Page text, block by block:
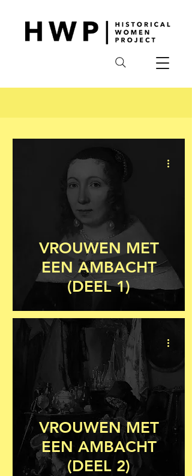
VROUWEN MET
EEN AMBACHT
(DEEL 1)
VROUWEN MET
EEN AMBACHT
(DEEL 2)